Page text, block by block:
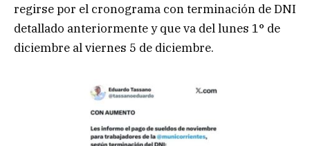
regirse por el cronograma con terminación de DNI
detallado anteriormente y que va del lunes 1° de
diciembre al viernes 5 de diciembre.